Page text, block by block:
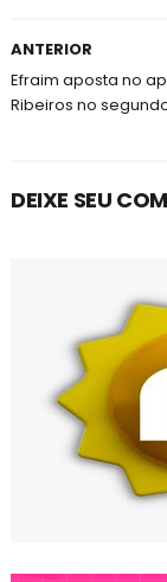
ANTERIOR
Efraim aposta no
Ribeiros no
DEIXE SEU